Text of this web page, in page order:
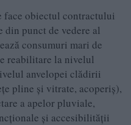
face obiectul contractului
din punct de vedere al
consumuri mari de
reabilitare la nivelul
anvelopei clădirii
pline și vitrate, acoperiș),
a apelor pluviale,
și accesibilității